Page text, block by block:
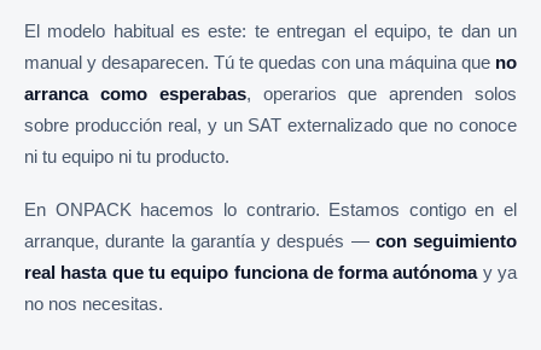
El modelo habitual es este: te entregan el equipo, te dan un
manual y desaparecen. Tú te quedas con una máquina que no
arranca como esperabas, operarios que aprenden solos
sobre producción real, y un SAT externalizado que no conoce
ni tu equipo ni tu producto.
En ONPACK hacemos lo contrario. Estamos contigo en el
arranque, durante la garantía y después — con seguimiento
real hasta que tu equipo funciona de forma autónomay ya
no nos necesitas.